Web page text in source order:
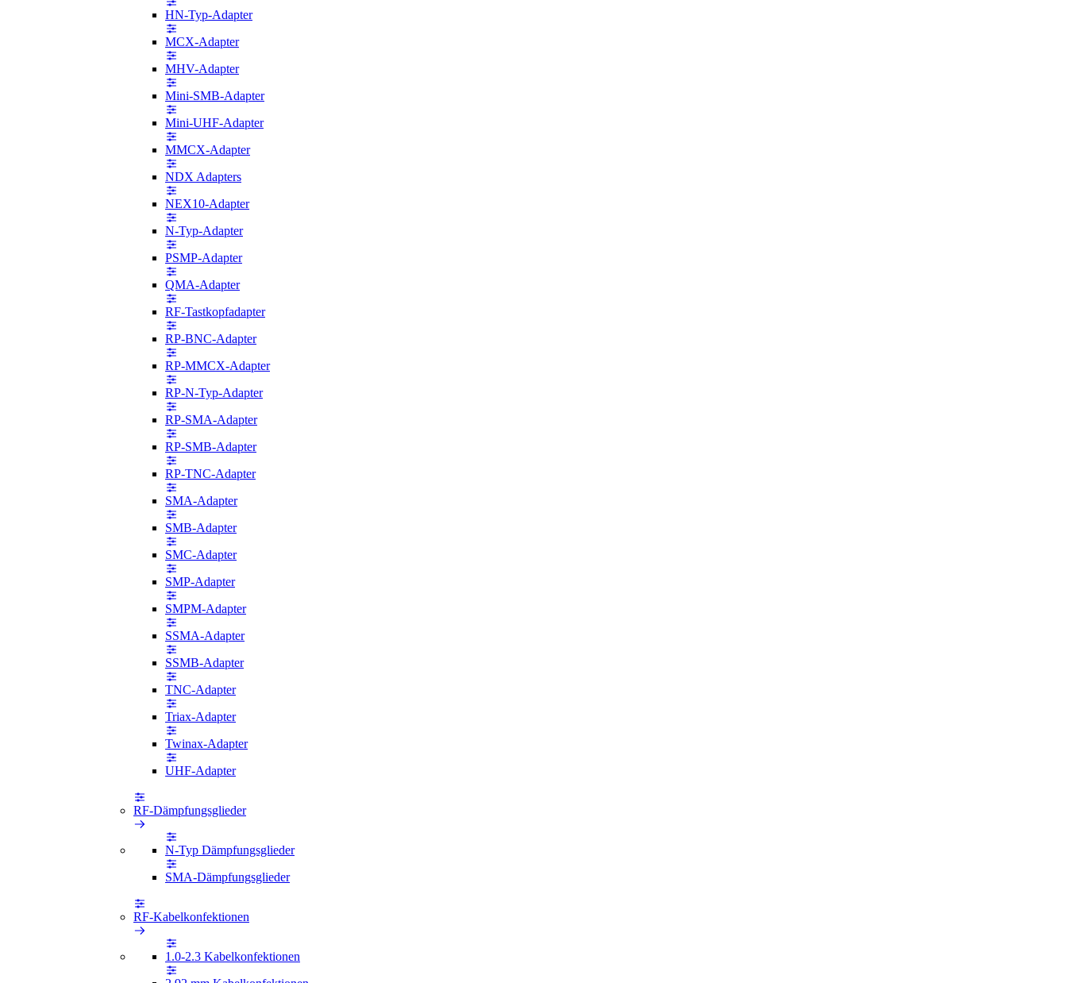
HN-Typ-Adapter
MCX-Adapter
MHV-Adapter
Mini-SMB-Adapter
Mini-UHF-Adapter
MMCX-Adapter
NDX Adapters
NEX10-Adapter
N-Typ-Adapter
PSMP-Adapter
QMA-Adapter
RF-Tastkopfadapter
RP-BNC-Adapter
RP-MMCX-Adapter
RP-N-Typ-Adapter
RP-SMA-Adapter
RP-SMB-Adapter
RP-TNC-Adapter
SMA-Adapter
SMB-Adapter
SMC-Adapter
SMP-Adapter
SMPM-Adapter
SSMA-Adapter
SSMB-Adapter
TNC-Adapter
Triax-Adapter
Twinax-Adapter
UHF-Adapter
RF-Dämpfungsglieder
N-Typ Dämpfungsglieder
SMA-Dämpfungsglieder
RF-Kabelkonfektionen
1.0-2.3 Kabelkonfektionen